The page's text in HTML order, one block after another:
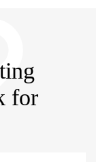
for